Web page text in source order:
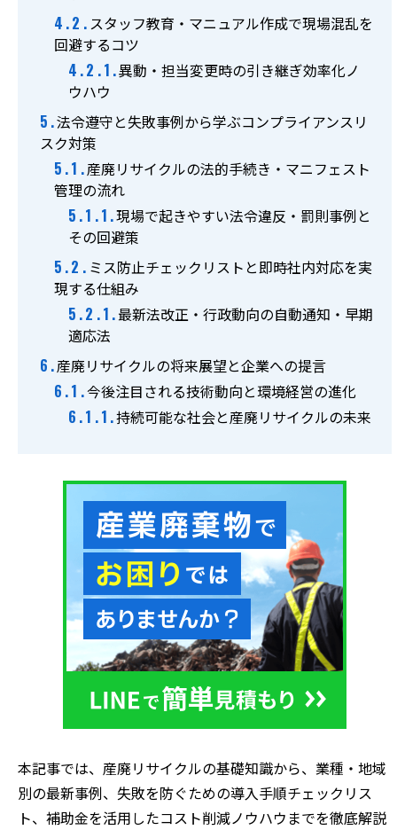
スタッフ教育・マニュアル作成で現場混乱を
回避するコツ
異動・担当変更時の引き継ぎ効率化ノ
ウハウ
法令遵守と失敗事例から学ぶコンプライアンスリ
スク対策
産廃リサイクルの法的手続き・マニフェスト
管理の流れ
現場で起きやすい法令違反・罰則事例と
その回避策
ミス防止チェックリストと即時社内対応を実
現する仕組み
最新法改正・行政動向の自動通知・早期
適応法
産廃リサイクルの将来展望と企業への提言
今後注目される技術動向と環境経営の進化
持続可能な社会と産廃リサイクルの未来
本記事では、産廃リサイクルの基礎知識から、業種・地域
別の最新事例、失敗を防ぐための導入手順チェックリス
ト、補助金を活用したコスト削減ノウハウまでを徹底解説